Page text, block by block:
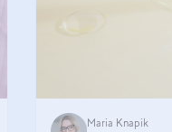
Maria Knapik